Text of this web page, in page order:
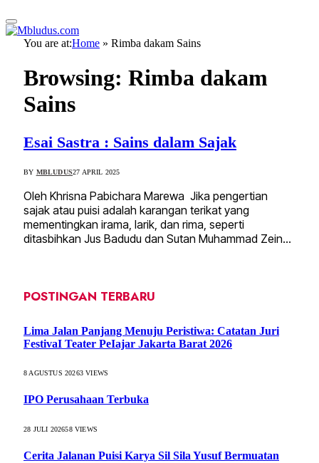
You are at:Home » Rimba dakam Sains
Browsing: Rimba dakam
Sains
Esai Sastra : Sains dalam Sajak
BY MBLUDUS27 APRIL 2025
Oleh Khrisna Pabichara Marewa Jika pengertian
sajak atau puisi adalah karangan terikat yang
mementingkan irama, larik, dan rima, seperti
ditasbihkan Jus Badudu dan Sutan Muhammad Zein…
POSTINGAN TERBARU
Lima Jalan Panjang Menuju Peristiwa: Catatan Juri
FestivaI Teater PeIajar Jakarta Barat 2026
8 AGUSTUS 20263VIEWS
IPO Perusahaan Terbuka
28 JULI 202658VIEWS
Cerita Jalanan Puisi Karya Sil Sila Yusuf Bermuatan